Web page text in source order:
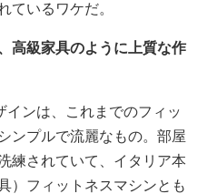
ているワケだ。
高級家具のように上質な作
インは、これまでのフィッ
ンプルで流麗なもの。部屋
練されていて、イタリア本
）フィットネスマシンとも